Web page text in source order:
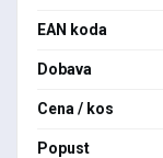
EAN koda
Dobava
Cena / kos
Popust